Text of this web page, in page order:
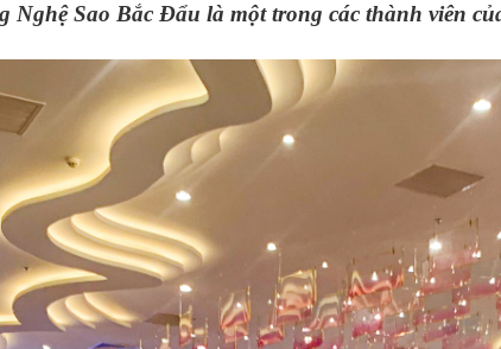
Sao Bắc Đẩu là một trong các thành viên